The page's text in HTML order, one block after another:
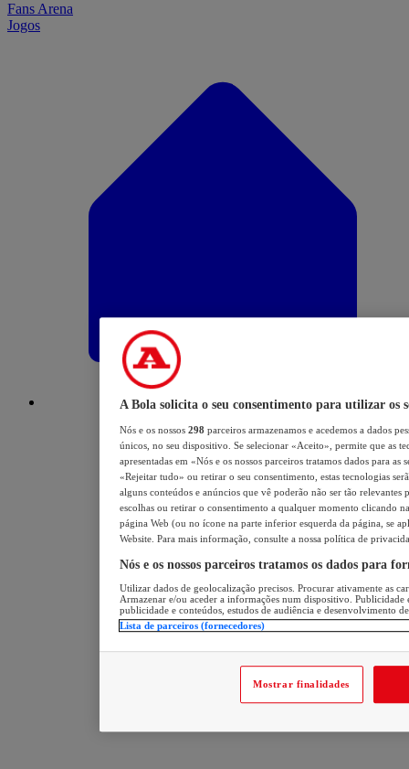
Fans Arena
Jogos
A Bola solicita o seu consentimento para utilizar os
Nós e os nossos 298 parceiros armazenamos e acedemos a dados
únicos, no seu dispositivo. Se selecionar «Aceito», permite que as
apresentadas em «Nós e os nossos parceiros tratamos dados para
«Rejeitar tudo» ou retirar o seu consentimento, estas tecnologias
alguns conteúdos e anúncios que vê poderão não ser tão relevantes
escolhas ou retirar o consentimento a qualquer momento clicando
página Web (ou no ícone na parte inferior esquerda da página, se
Website. Para mais informação, consulte a nossa política de
Nós e os nossos parceiros tratamos os dados para
Utilizar dados de geolocalização precisos. Procurar ativamente as
Armazenar e/ou aceder a informações num dispositivo. Publicidade
publicidade e conteúdos, estudos de audiência e desenvolvimento
Lista de parceiros (fornecedores)
Mostrar finalidades